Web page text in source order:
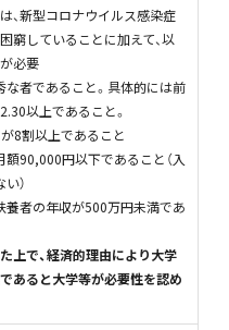
新型コロナウイルス感染症
窮していることに加えて、以
必要
者であること。具体的には前
以上であること。
8割以上であること
90,000円以下であること（入
）
者の年収が500万円未満であ
上で、経済的理由により大学
あると大学等が必要性を認め